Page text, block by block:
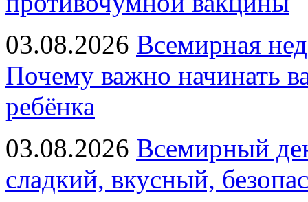
03.08.2026 Всемирная
Почему важно начинать
ребёнка
03.08.2026 Всемирный
сладкий, вкусный,